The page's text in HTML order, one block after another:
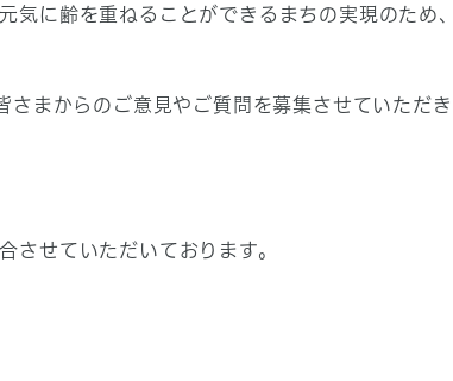
気に齢を重ねることができるまちの実現のため
まからのご意見やご質問を募集させていただき
させていただいております。